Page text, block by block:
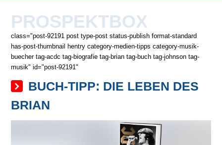
PROSPEKTBOX
class="post-92191 post type-post status-publish format-standard
has-post-thumbnail hentry category-medien-tipps category-musik-
buecher tag-acdc tag-biografie tag-brian tag-buch tag-johnson tag-
musik" id="post-92191"
BUCH-TIPP: DIE LEBEN DES
BRIAN